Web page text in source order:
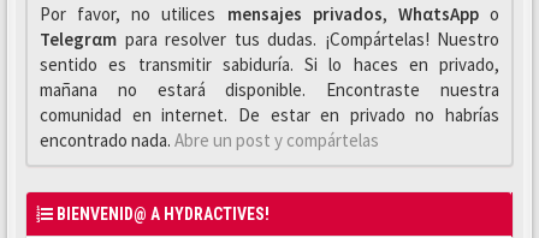
Por favor, no utilices mensajes privados, WhαtsAppo
Telegrαm para resolver tus dudas. ¡Compártelas! Nuestro
sentido es transmitir sabiduría. Si lo haces en privado,
mañana no estará disponible. Encontraste nuestra
comunidad en internet. De estar en privado no habrías
encontrado nada. Abre un post y compártelas
BIENVENID@ A HYDRACTIVES!